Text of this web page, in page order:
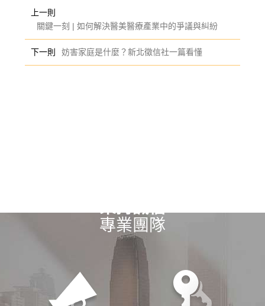
上一則
關鍵一刻 | 如何解決醫美醫療產業中的爭議與糾紛
下一則 妨害家庭是什麼？新北徵信社一篇看懂
秉持誠信
專業團隊